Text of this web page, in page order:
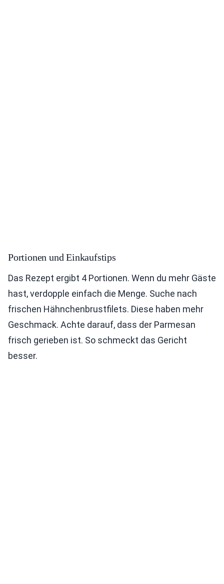
Portionen und Einkaufstips
Das Rezept ergibt 4 Portionen. Wenn du mehr Gäste
hast, verdopple einfach die Menge. Suche nach
frischen Hähnchenbrustfilets. Diese haben mehr
Geschmack. Achte darauf, dass der Parmesan
frisch gerieben ist. So schmeckt das Gericht
besser.